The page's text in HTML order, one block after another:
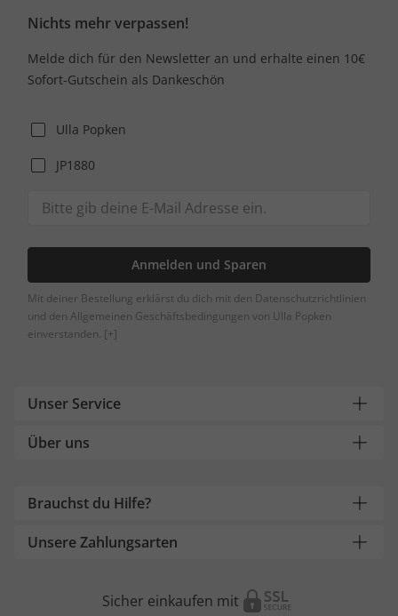
Nichts mehr verpassen!
Melde dich für den Newsletter an und erhalte einen 10€
Sofort-Gutschein als Dankeschön
Ulla Popken
JP1880
Anmelden und Sparen
Mit deiner Bestellung erklärst du dich mit den Datenschutzrichtlinien
und den Allgemeinen Geschäftsbedingungen von Ulla Popken
einverstanden. [+]
Unser Service
Über uns
Brauchst du Hilfe?
Unsere Zahlungsarten
Sicher einkaufen mit